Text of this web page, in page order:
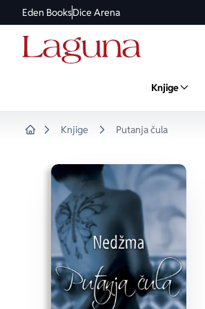
Eden BooksDice Arena
Knjige
Knjige Putanja čula